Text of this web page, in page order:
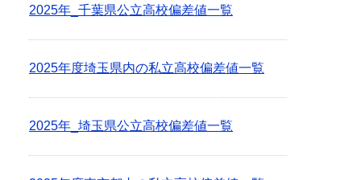
2025年_千葉県公立高校偏差値一覧
2025年度埼玉県内の私立高校偏差値一覧
2025年_埼玉県公立高校偏差値一覧